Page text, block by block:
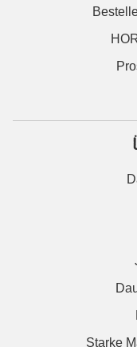
Starke